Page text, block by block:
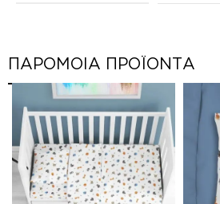
ΠΑΡΟΜΟΙΑ ΠΡΟΪΟΝΤΑ